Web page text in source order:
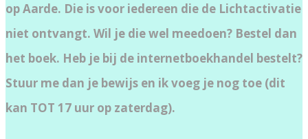
op Aarde. Die is voor iedereen die de Lichtactivatie
niet ontvangt. Wil je die wel meedoen? Bestel dan
het boek. Heb je bij de internetboekhandel bestelt?
Stuur me dan je bewijs en ik voeg je nog toe (dit
kan TOT 17 uur op zaterdag).